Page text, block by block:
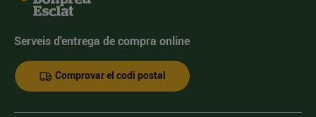
Serveis d'entrega de compra online
Comprovar el codi postal